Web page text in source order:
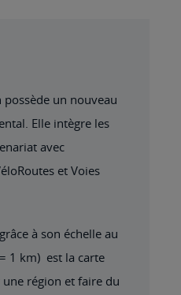
un nouveau
Elle intègre les
avec
et Voies
à son échelle au
1 km) est la carte
région et faire du